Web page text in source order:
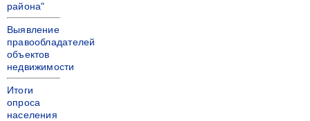
района"
Выявление
правообладателей
объектов
недвижимости
Итоги
опроса
населения